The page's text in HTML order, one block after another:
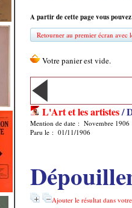
A partir de cette page vous
Retourner au premier écran avec
L'Art et les artistes/
Mention de date : Novembre 1906
Paru le : 01/11/1906
Ajouter le résultat dans